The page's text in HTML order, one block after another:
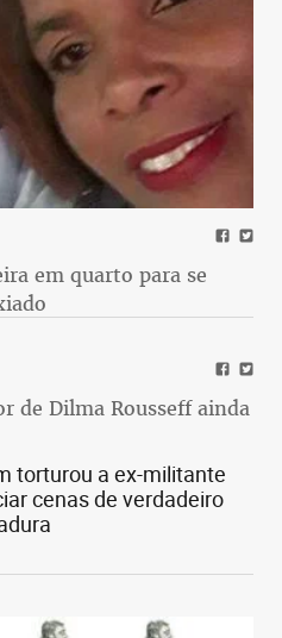
em quarto para se
de Dilma Rousseff ainda
torturou a ex-militante
cenas de verdadeiro